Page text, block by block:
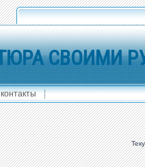
СВОИМИ
контакты